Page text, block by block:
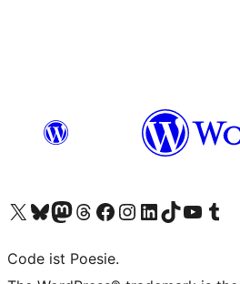
Unser X-Konto (früher Twitter) besuchen
Unser Bluesky-Konto besuchen
Unser Mastodon-Konto besuchen
Unser Threads-Konto besuchen
Unsere Facebook-Seite besuchen
Unser Instagram-Konto besuchen
Unser LinkedIn-Konto besuchen
Unser TikTok-Konto
Unseren YouTube-
Unser
Code ist Poesie.